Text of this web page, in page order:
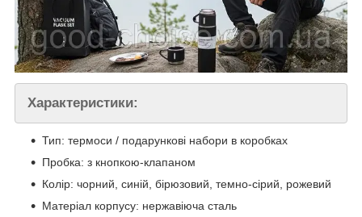
Характеристики:
Тип: термоси / подарункові набори в коробках
Пробка: з кнопкою-клапаном
Колір: чорний, синій, бірюзовий, темно-сірий, рожевий
Матеріал корпусу: нержавіюча сталь